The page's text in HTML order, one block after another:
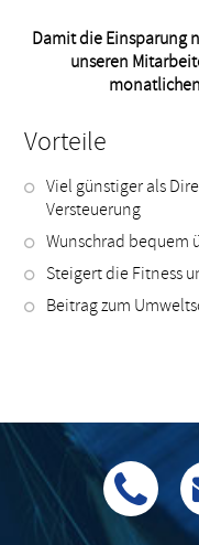
Damit die Einsparung
unseren
Vorteile
Viel günstiger als
Versteuerung
Wunschrad bequem
Steigert die Fitness
Beitrag zum